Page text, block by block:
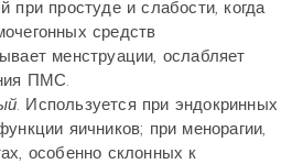
при простуде и слабости, когда
средств
менструации, ослабляет
ПМС.
. Используется при эндокринных
яичников; при менорагии,
особенно склонных к